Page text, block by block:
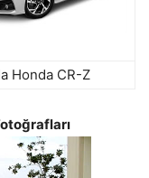
Honda CR-Z